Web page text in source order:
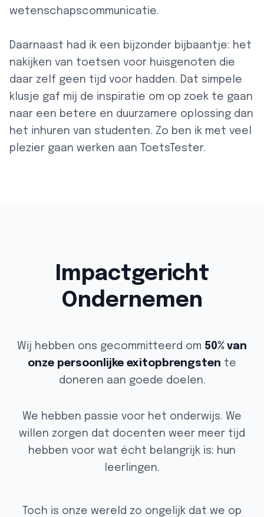
wetenschapscommunicatie.
Daarnaast had ik een bijzonder bijbaantje: het
nakijken van toetsen voor huisgenoten die
daar zelf geen tijd voor hadden. Dat simpele
klusje gaf mij de inspiratie om op zoek te gaan
naar een betere en duurzamere oplossing dan
het inhuren van studenten. Zo ben ik met veel
plezier gaan werken aan ToetsTester.
Impactgericht
Ondernemen
Wij hebben ons gecommitteerd om 50% van
onze persoonlijke exitopbrengsten te
doneren aan goede doelen.
We hebben passie voor het onderwijs. We
willen zorgen dat docenten weer meer tijd
hebben voor wat écht belangrijk is: hun
leerlingen.
Toch is onze wereld zo ongelijk dat we op